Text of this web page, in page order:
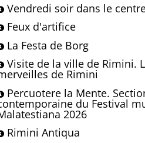
Vendredi soir dans le
Feux d'artifice
La Festa de Borg
Visite de la ville de Rimini.
de Rimini
Percuotere la Mente.
du Festival
2026
Rimini Antiqua